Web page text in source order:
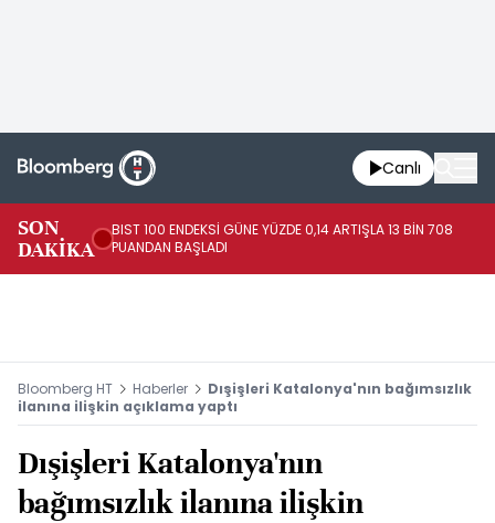
Canlı
SON
DAKİKA
BIST 100 ENDEKSİ GÜNE YÜZDE 0,14 ARTIŞLA 13 BİN 708
PUANDAN BAŞLADI
Bloomberg HT Haberler
Dışişleri Katalonya'nın bağımsızlık
ilanına ilişkin açıklama yaptı
Dışişleri Katalonya'nın
bağımsızlık ilanına ilişkin